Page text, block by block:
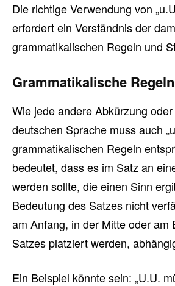
Die richtige Verwendung von
erfordert ein Verständnis der
grammatikalischen Regeln und
Grammatikalische Regeln
Wie jede andere Abkürzung
deutschen Sprache muss auch
grammatikalischen Regeln
bedeutet, dass es im Satz an
werden sollte, die einen Sinn
Bedeutung des Satzes nicht
am Anfang, in der Mitte oder am
Satzes platziert werden,
Ein Beispiel könnte sein: „U.U.